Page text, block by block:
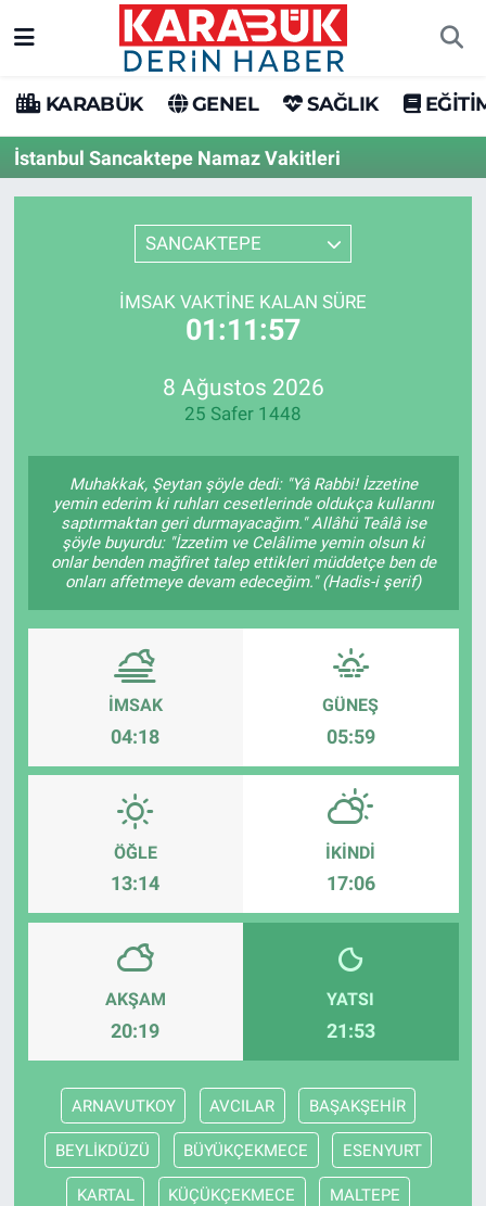
KARABÜK GENEL SAĞLIK
İstanbul Sancaktepe Namaz Vakitleri
SANCAKTEPE
İMSAK VAKTINE KALAN SÜRE
01:11:57
8 Ağustos 2026
25 Safer 1448
Muhakkak, Şeytan şöyle dedi: "Yâ Rabbi! İzzetine
yemin ederim ki ruhları cesetlerinde oldukça kullarını
saptırmaktan geri durmayacağım." Allâhü Teâlâ ise
şöyle buyurdu: "İzzetim ve Celâlime yemin olsun ki
onlar benden mağfiret talep ettikleri müddetçe ben de
onları affetmeye devam edeceğim." (Hadis-i şerif)
İMSAK
04:18
GÜNEŞ
05:59
ÖĞLE
13:14
İKINDI
17:06
AKŞAM
20:19
YATSI
21:53
ARNAVUTKOY AVCILAR BAŞAKŞEHİR
BEYLİKDÜZÜ BÜYÜKÇEKMECE ESENYURT
KARTAL KÜÇÜKÇEKMECE MALTEPE
Karabük Hava Durumu
Karabük Trafik Yoğunluk Haritası
Süper Lig Puan Durumu ve Fikstür
Tüm Manşetler